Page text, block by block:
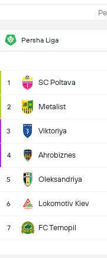
Persha Liga
1 SC Poltava
2 Metalist
3 Viktoriya
4 Ahrobiznes
5 Oleksandriya
6 Lokomotiv Kiev
7 FC Ternopil